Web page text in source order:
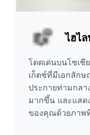
ไฮไ
โดดเด่นบนโซเชี
เก็ตช์ที่มีเอกลัก
ประกายท่ามกล
มากขึ้น และแสด
ของคุณด้วยภาพ